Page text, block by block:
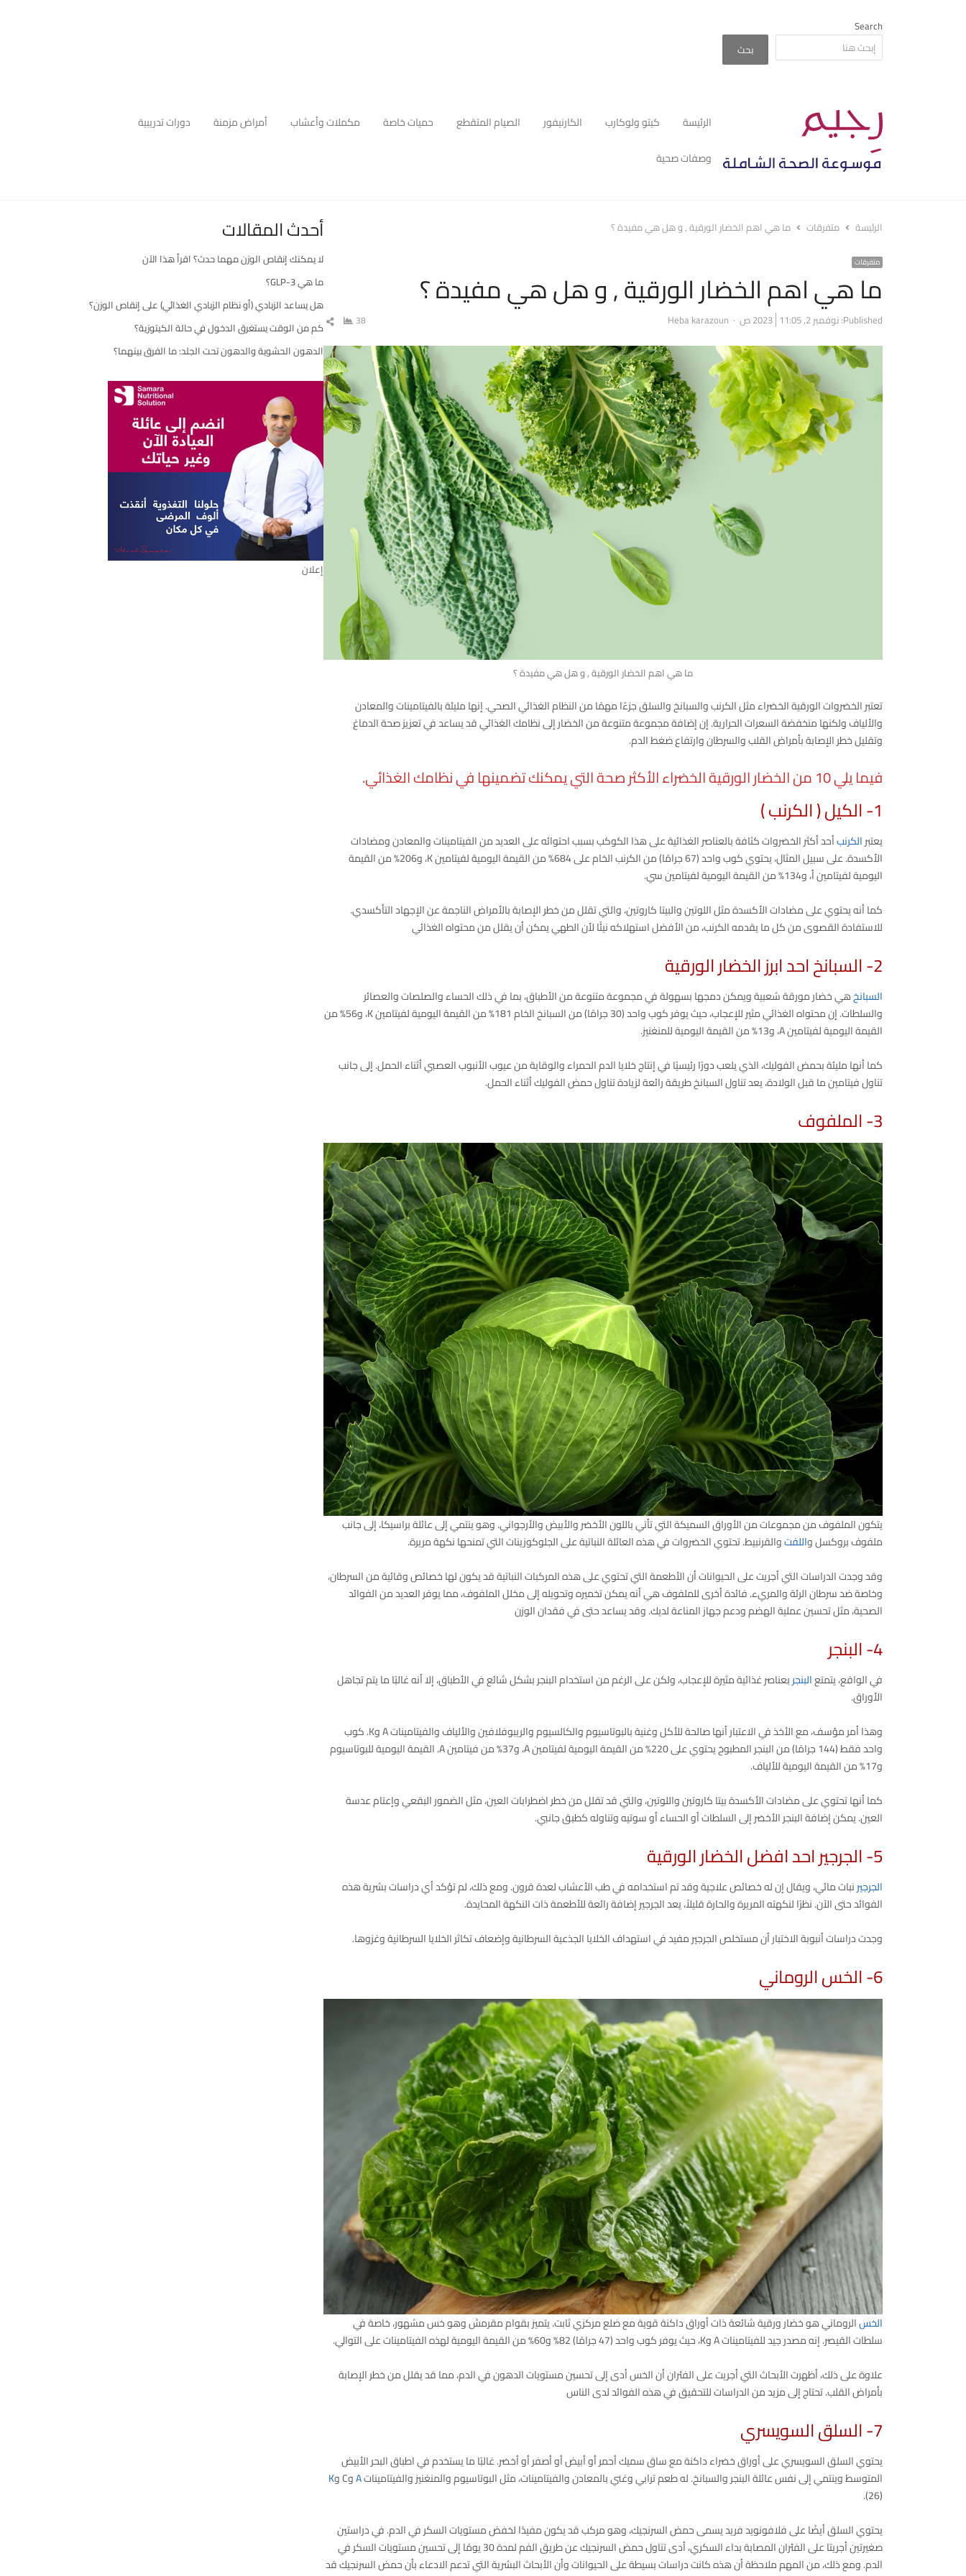
Search
بحث
الرئيسة كيتو ولوكارب الكارنيفور الصيام المتقطع حميات خاصة مكملات وأعشاب أمراض مزمنة
دورات تدريبية
وصفات صحية
الرئيسة متفرقات ما هي اهم الخضار الورقية , و هل هي مفيدة ؟
متفرقات
ما هي اهم الخضار الورقية , و هل هي مفيدة ؟
Published: نوفمبر 2, 2023 11:05 ص Author
Heba karazoun
38
شارك
المقال
ما هي اهم الخضار الورقية , و هل هي مفيدة ؟
تعتبر الخضروات الورقية الخضراء مثل الكرنب والسبانخ والسلق جزءًا مهمًا من النظام الغذائي الصحي. إنها مليئة بالفيتامينات والمعادن
والألياف ولكنها منخفضة السعرات الحرارية. إن إضافة مجموعة متنوعة من الخضار إلى نظامك الغذائي قد يساعد في تعزيز صحة الدماغ
وتقليل خطر الإصابة بأمراض القلب والسرطان وارتفاع ضغط الدم.
فيما يلي 10 من الخضار الورقية الخضراء الأكثر صحة التي يمكنك تضمينها في نظامك الغذائي.
1- الكيل ( الكرنب )
يعتبرالكرنبأحد أكثر الخضروات كثافة بالعناصر الغذائية على هذا الكوكب بسبب احتوائه على العديد من الفيتامينات والمعادن ومضادات
الأكسدة. على سبيل المثال، يحتوي كوب واحد (67 جرامًا) من الكرنب الخام على 684% من القيمة اليومية لفيتامين K، و206% من القيمة
اليومية لفيتامين أ، و134% من القيمة اليومية لفيتامين سي.
كما أنه يحتوي على مضادات الأكسدة مثل اللوتين والبيتا كاروتين، والتي تقلل من خطر الإصابة بالأمراض الناجمة عن الإجهاد التأكسدي.
للاستفادة القصوى من كل ما يقدمه الكرنب، من الأفضل استهلاكه نيئًا لأن الطهي يمكن أن يقلل من محتواه الغذائي
2- السبانخ احد ابرز الخضار الورقية
السبانخهي خضار مورقة شعبية ويمكن دمجها بسهولة في مجموعة متنوعة من الأطباق، بما في ذلك الحساء والصلصات والعصائر
والسلطات. إن محتواه الغذائي مثير للإعجاب، حيث يوفر كوب واحد (30 جرامًا) من السبانخ الخام 181% من القيمة اليومية لفيتامين K، و56% من
القيمة اليومية لفيتامين A، و13% من القيمة اليومية للمنغنيز.
كما أنها مليئة بحمض الفوليك، الذي يلعب دورًا رئيسيًا في إنتاج خلايا الدم الحمراء والوقاية من عيوب الأنبوب العصبي أثناء الحمل. إلى جانب
تناول فيتامين ما قبل الولادة، يعد تناول السبانخ طريقة رائعة لزيادة تناول حمض الفوليك أثناء الحمل.
3- الملفوف
يتكون الملفوف من مجموعات من الأوراق السميكة التي تأتي باللون الأخضر والأبيض والأرجواني. وهو ينتمي إلى عائلة براسيكا، إلى جانب
ملفوف بروكسل واللفتوالقرنبيط. تحتوي الخضروات في هذه العائلة النباتية على الجلوكوزينات التي تمنحها نكهة مريرة.
وقد وجدت الدراسات التي أجريت على الحيوانات أن الأطعمة التي تحتوي على هذه المركبات النباتية قد يكون لها خصائص وقائية من السرطان،
وخاصة ضد سرطان الرئة والمريء. فائدة أخرى للملفوف هي أنه يمكن تخميره وتحويله إلى مخلل الملفوف، مما يوفر العديد من الفوائد
الصحية، مثل تحسين عملية الهضم ودعم جهاز المناعة لديك. وقد يساعد حتى في فقدان الوزن
4- البنجر
في الواقع، يتمتعالبنجربعناصر غذائية مثيرة للإعجاب، ولكن على الرغم من استخدام البنجر بشكل شائع في الأطباق، إلا أنه غالبًا ما يتم تجاهل
الأوراق.
وهذا أمر مؤسف، مع الأخذ في الاعتبار أنها صالحة للأكل وغنية بالبوتاسيوم والكالسيوم والريبوفلافين والألياف والفيتامينات A وK. كوب
واحد فقط (144 جرامًا) من البنجر المطبوخ يحتوي على 220% من القيمة اليومية لفيتامين A، و37% من فيتامين A. القيمة اليومية للبوتاسيوم
و17% من القيمة اليومية للألياف.
كما أنها تحتوي على مضادات الأكسدة بيتا كاروتين واللوتين، والتي قد تقلل من خطر اضطرابات العين، مثل الضمور البقعي وإعتام عدسة
العين. يمكن إضافة البنجر الأخضر إلى السلطات أو الحساء أو سوتيه وتناوله كطبق جانبي.
5- الجرجير احد افضل الخضار الورقية
الجرجيرنبات مائي، ويقال إن له خصائص علاجية وقد تم استخدامه في طب الأعشاب لعدة قرون. ومع ذلك، لم تؤكد أي دراسات بشرية هذه
الفوائد حتى الآن. نظرًا لنكهته المريرة والحارة قليلاً، يعد الجرجير إضافة رائعة للأطعمة ذات النكهة المحايدة.
وجدت دراسات أنبوبة الاختبار أن مستخلص الجرجير مفيد في استهداف الخلايا الجذعية السرطانية وإضعاف تكاثر الخلايا السرطانية وغزوها.
6- الخس الروماني
الخسالروماني هو خضار ورقية شائعة ذات أوراق داكنة قوية مع ضلع مركزي ثابت. يتميز بقوام مقرمش وهو خس مشهور، خاصة في
سلطات القيصر. إنه مصدر جيد للفيتامينات A وK، حيث يوفر كوب واحد (47 جرامًا) 82% و60% من القيمة اليومية لهذه الفيتامينات على التوالي.
علاوة على ذلك، أظهرت الأبحاث التي أجريت على الفئران أن الخس أدى إلى تحسين مستويات الدهون في الدم، مما قد يقلل من خطر الإصابة
بأمراض القلب. تحتاج إلى مزيد من الدراسات للتحقيق في هذه الفوائد لدى الناس
7- السلق السويسري
يحتوي السلق السويسري على أوراق خضراء داكنة مع ساق سميك أحمر أو أبيض أو أصفر أو أخضر. غالبًا ما يستخدم في اطباق البحر الأبيض
المتوسط وينتمي إلى نفس عائلة البنجر والسبانخ. له طعم ترابي وغني بالمعادن والفيتامينات، مثل البوتاسيوم والمنغنيز والفيتامينات وC و
K
(26).
يحتوي السلق أيضًا على فلافونويد فريد يسمى حمض السرنجيك، وهو مركب قد يكون مفيدًا لخفض مستويات السكر في الدم. في دراستين
صغيرتين أجريتا على الفئران المصابة بداء السكري، أدى تناول حمض السرنجيك عن طريق الفم لمدة 30 يومًا إلى تحسين مستويات السكر في
الدم. ومع ذلك، من المهم ملاحظة أن هذه كانت دراسات بسيطة على الحيوانات وأن الأبحاث البشرية التي تدعم الادعاء بأن حمض السرنجيك قد
أحدث المقالات
لا يمكنك إنقاص الوزن مهما حدث؟ اقرأ هذا الآن
ما هي GLP-3؟
هل يساعد الزبادي (أو نظام الزبادي الغذائي) على إنقاص الوزن؟
كم من الوقت يستغرق الدخول في حالة الكيتوزية؟
الدهون الحشوية والدهون تحت الجلد: ما الفرق بينهما؟
إعلان